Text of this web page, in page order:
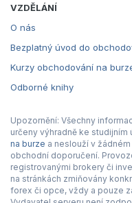
VZDĚLÁNÍ
O nás
Bezplatný úvod do
Kurzy obchodování na
Odborné knihy
Upozornění: Všechny
určeny výhradně ke
na burze a neslouží v
obchodní doporučení.
registrovanými brokery či
na stránkách zmiňovány
forex či opce, vždy a pouze